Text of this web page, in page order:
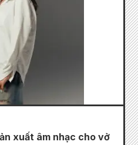
xuất âm nhạc cho vở